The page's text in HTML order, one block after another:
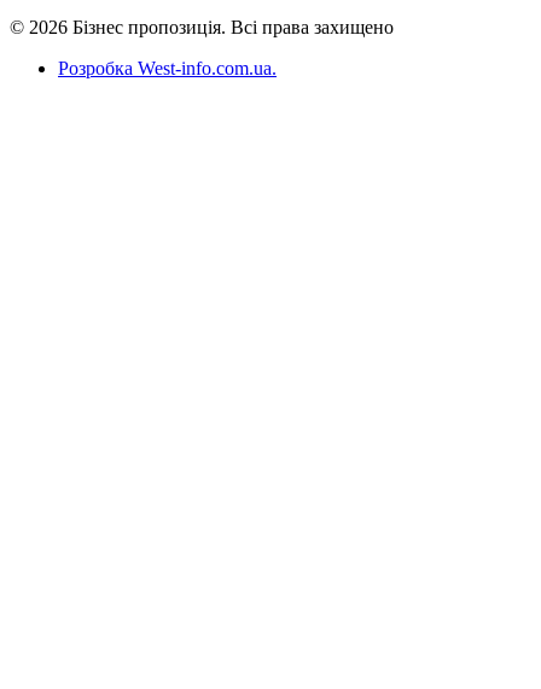
© 2026 Бізнес пропозиція. Всі права захищено
Розробка West-info.com.ua.